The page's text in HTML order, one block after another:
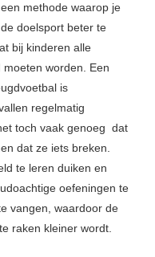
methode waarop je
doelsport beter te
bij kinderen alle
worden. Een
is
regelmatig
toch vaak genoeg dat
dat ze iets breken.
te leren duiken en
oefeningen te
vangen, waardoor de
raken kleiner wordt.